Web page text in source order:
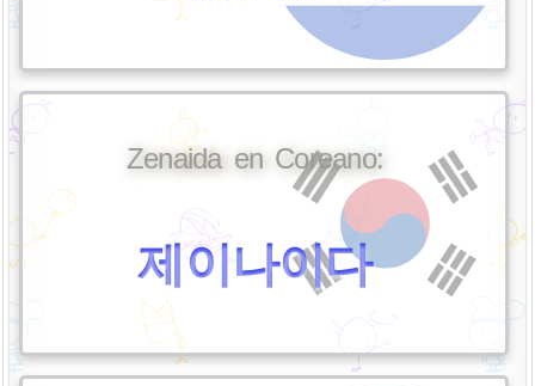
Zenaida en Coreano:
제이나이다